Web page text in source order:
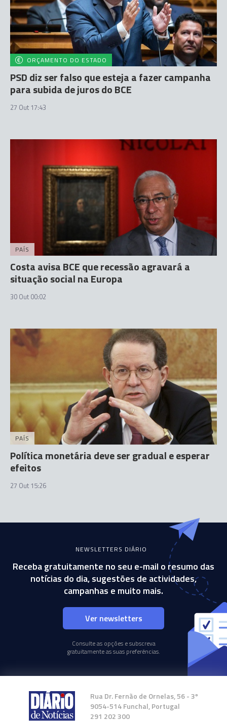
ORÇAMENTO DO ESTADO
PSD diz ser falso que esteja a fazer campanha
para subida de juros do BCE
27 Out 17:43
PAÍS
Costa avisa BCE que recessão agravará a
situação social na Europa
30 Out 00:02
PAÍS
Política monetária deve ser gradual e esperar
efeitos
27 Out 15:26
NEWSLETTERS DIÁRIO
Receba gratuitamente no seu e-mail o resumo das
notícias do dia, sugestões de actividades,
campanhas e muito mais.
Ver newsletters
Consulte as opções e subscreva
gratuitamente as suas preferências.
Rua Dr. Fernão de Ornelas, 56 - 3º
9054-514 Funchal, Portugal
291 202 300